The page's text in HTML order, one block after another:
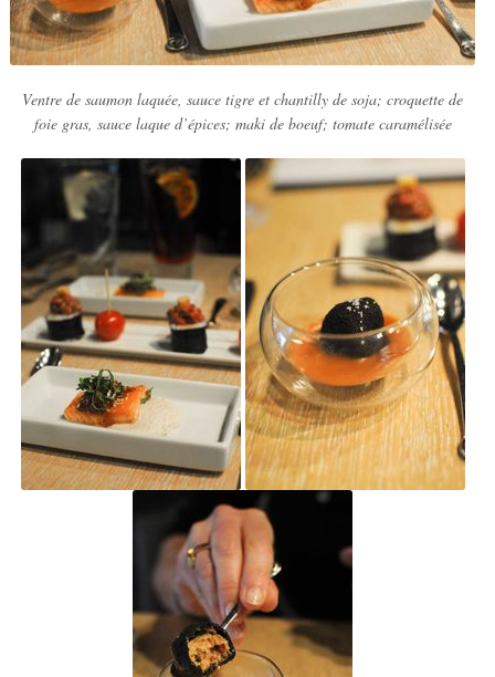
Ventre de saumon laquée, sauce tigre et chantilly de soja; croquette de
foie gras, sauce laque d’épices; maki de boeuf; tomate caramélisée